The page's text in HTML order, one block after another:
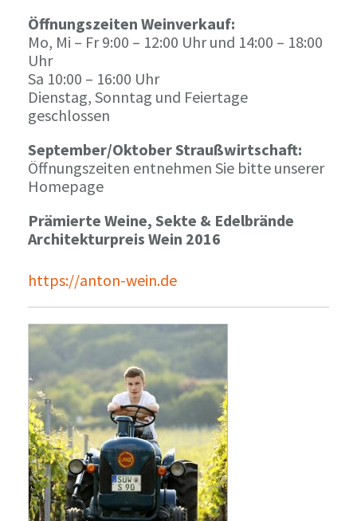
Öffnungszeiten Weinverkauf:
Mo, Mi – Fr 9:00 – 12:00 Uhr und 14:00 – 18:00
Uhr
Sa 10:00 – 16:00 Uhr
Dienstag, Sonntag und Feiertage
geschlossen
September/Oktober Straußwirtschaft:
Öffnungszeiten entnehmen Sie bitte unserer
Homepage
Prämierte Weine, Sekte & Edelbrände
Architekturpreis Wein 2016
https://anton-wein.de